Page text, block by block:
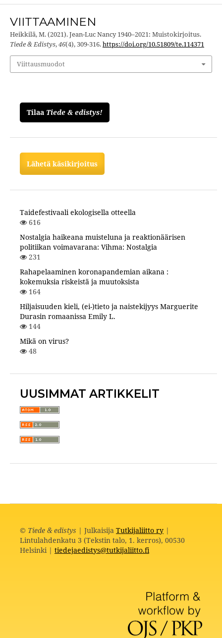
VIITTAAMINEN
Heikkilä, M. (2021). Jean-Luc Nancy 1940–2021: Muistokirjoitus.
Tiede & Edistys,46(4), 309-316.https://doi.org/10.51809/te.114371
Viittausmuodot
Tilaa Tiede & edistys!
Lähetä käsikirjoitus
Taidefestivaali ekologisella otteella
616
Nostalgia haikeana muisteluna ja reaktionäärisen
politiikan voimavarana: Vihma: Nostalgia
231
Rahapelaaminen koronapandemian aikana :
kokemuksia riskeistä ja muutoksista
164
Hiljaisuuden kieli, (ei-)tieto ja naistekijyys Marguerite
Durasin romaanissa Emily L.
144
Mikä on virus?
48
UUSIMMAT ARTIKKELIT
© Tiede & edistys | Julkaisija Tutkijaliitto ry|
Lintulahdenkatu 3 (Tekstin talo, 1. kerros), 00530
Helsinki | tiedejaedistys@tutkijaliitto.fi